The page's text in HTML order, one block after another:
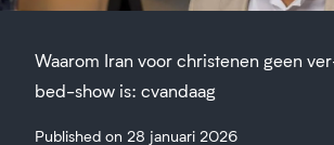
Waarom Iran voor christenen geen
bed-show is: cvandaag
Published on 28 januari 2026